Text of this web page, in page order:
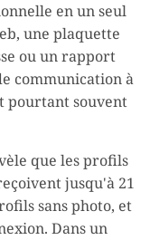
en un seul
une plaquette
ou un rapport
communication à
pourtant souvent
que les profils
jusqu'à 21
sans photo, et
Dans un